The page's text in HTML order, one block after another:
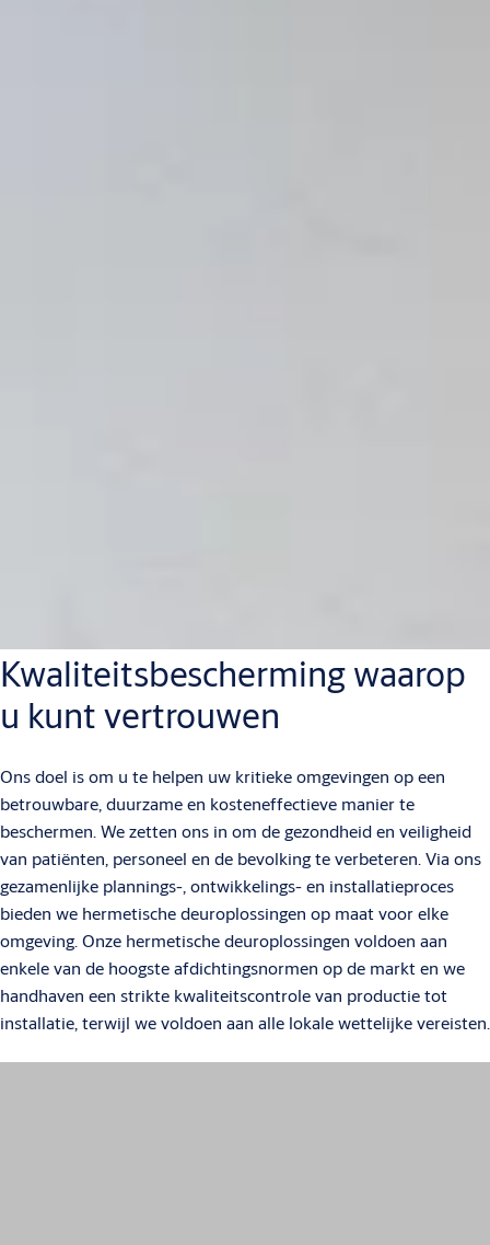
Kwaliteitsbescherming waarop
u kunt vertrouwen
Ons doel is om u te helpen uw kritieke omgevingen op een
betrouwbare, duurzame en kosteneffectieve manier te
beschermen. We zetten ons in om de gezondheid en veiligheid
van patiënten, personeel en de bevolking te verbeteren. Via ons
gezamenlijke plannings-, ontwikkelings- en installatieproces
bieden we hermetische deuroplossingen op maat voor elke
omgeving. Onze hermetische deuroplossingen voldoen aan
enkele van de hoogste afdichtingsnormen op de markt en we
handhaven een strikte kwaliteitscontrole van productie tot
installatie, terwijl we voldoen aan alle lokale wettelijke vereisten.